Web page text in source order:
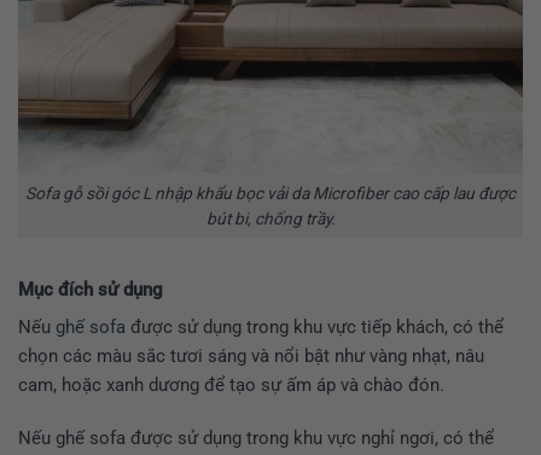
Sofa gỗ sồi góc L nhập khẩu bọc vải da Microfiber cao cấp lau được
bút bi, chống trầy.
Mục đích sử dụng
Nếu ghế sofa được sử dụng trong khu vực tiếp khách, có thể
chọn các màu sắc tươi sáng và nổi bật như vàng nhạt, nâu
cam, hoặc xanh dương để tạo sự ấm áp và chào đón.
Nếu ghế sofa được sử dụng trong khu vực nghỉ ngơi, có thể